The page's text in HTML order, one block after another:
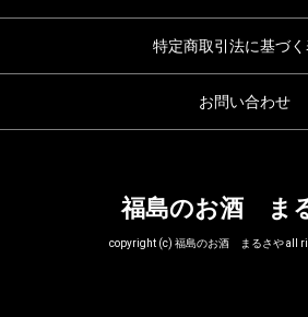
特定商取引法に基づ
お問い合わせ
福島のお酒 ま
copyright (c) 福島のお酒 まるさや all